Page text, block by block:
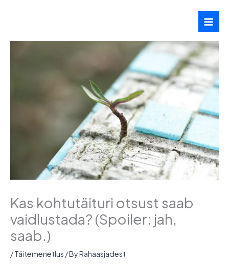
Kas kohtutäituri otsust saab
vaidlustada? (Spoiler: jah,
saab.)
/Täitemenetlus / ByRahaasjadest